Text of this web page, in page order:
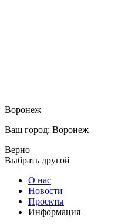
Воронеж
Ваш город: Воронеж
Верно
Выбрать другой
О нас
Новости
Проекты
Информация